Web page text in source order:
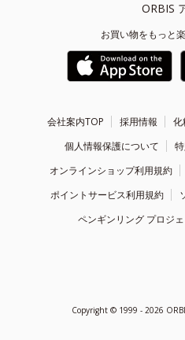
ORBIS
お買い物をもっと
会社案内TOP 採用情報
化
個人情報保護について
オンラインショップ利用規約
ポイントサービス利用規約
ペンギンリング プロジェ
Copyright © 1999 - 2026